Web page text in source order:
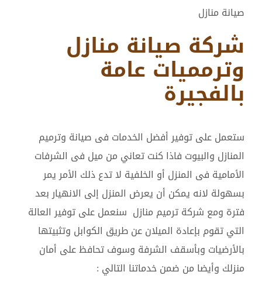
صيانة منازل
شركة صيانة منازل
وترمميات عامة
بالفجيرة
ستعمل على توفير أفضل الخدمات فى صيانة وترميم
المنازل والبيوت فاذا كنت تعاني من ميل فى الشرفات
الأمامية فى المنزل أو الخلفية لا تدع ذلك الأمر يمر
بسهولة لانه يمكن أن يعرض المنزل إلى الانهيار بعد
فترة ومع شركة ترميم منازل سنعمل على توفير العالة
التي تقوم بإعادة الميلان عن طريق الكوابل وتثبيتها
بالأرضيات وبأسقف الشرفة وسوف تحافظ على أمان
منزلك وأيضا من ضمن خدماتنا التالي :